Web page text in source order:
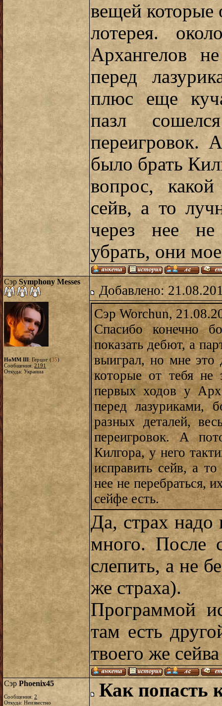
вещей которые
лотерея.
Архангелов
перед
плюс еще
пазл
переигровок.
было брать
вопрос,
сейв, а то
через нее не
убрать, они
Сэр Symphony Messes
HoMM III: Герцог (35)
Сообщения: 2191
Откуда: Украина
Добавлено:
Сэр Worchun,
Спасибо конечно
показать дебют, а
выиграл, но мне это
которые от тебя не
первых ходов у
перед лазуриками,
разных деталей,
переигровок. А
Килгора, у него
исправить сейв, а
нее не перебраться,
сейфе есть.
Да, страх надо
много. После
слепить, а не
же страха).
Программой
там есть
твоего же
Сэр Phoenix45
Сообщения: 2
Откуда: Неизвестно
Как попасть